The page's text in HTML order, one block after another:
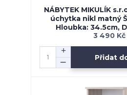
NÁBYTEK MIKULÍK
úchytka nikl matný
Hloubka: 34.5cm,
3 490 Kč
Přidat